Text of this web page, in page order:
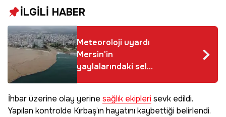
İLGİLİ HABER
Meteoroloji uyardı
Mersin'in
yaylalarındaki sel
kahverengiye bürüdü
İhbar üzerine olay yerine sağlık ekiplerisevk edildi.
Yapılan kontrolde Kırbaş’ın hayatını kaybettiği belirlendi.